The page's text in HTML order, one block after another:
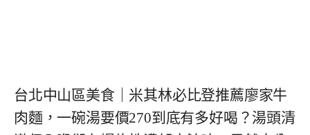
台北中山區美食｜米其林必比登推薦廖家牛
肉麵，一碗湯要價270到底有多好喝？湯頭清